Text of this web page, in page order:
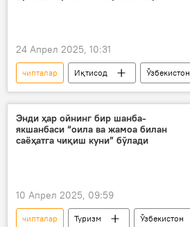
24 Апрел 2025, 10:31
чипталар Иқтисод
Ўзбекистон
нақд пул
электрон пуллар
савдо
тўлов
Энди ҳар ойнинг бир шанба-
якшанбаси “оила ва жамоа билан
саёҳатга чиқиш куни” бўлади
10 Апрел 2025, 09:59
чипталар Туризм
Ўзбекистон